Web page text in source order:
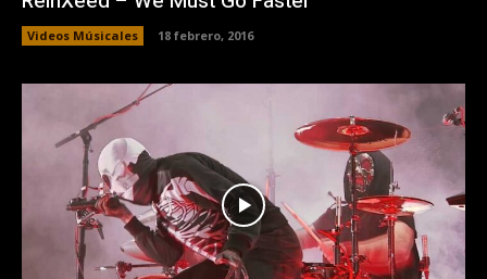
Videos Músicales 18 febrero, 2016